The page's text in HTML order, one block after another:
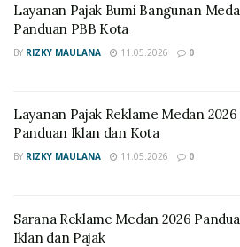
Layanan Pajak Bumi Bangunan
Panduan PBB Kota
BY RIZKY MAULANA 11.05.2026 0
Layanan Pajak Reklame Medan 2026
Panduan Iklan dan Kota
BY RIZKY MAULANA 11.05.2026 0
Sarana Reklame Medan 2026
Iklan dan Pajak